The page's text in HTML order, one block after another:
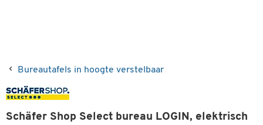
Bureautafels in hoogte verstelbaar
Schäfer Shop Select bureau LOGIN, elektrisch